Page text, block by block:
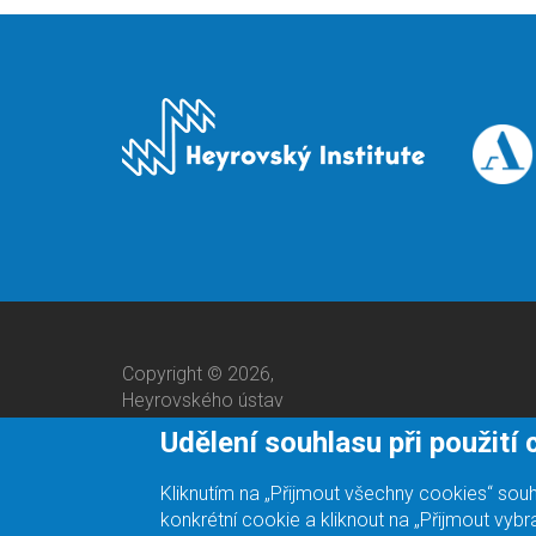
Copyright © 2026,
Heyrovského ústav
Udělení souhlasu při použití
Kliknutím na „Přijmout všechny cookies“
konkrétní cookie a kliknout na „Přijmout